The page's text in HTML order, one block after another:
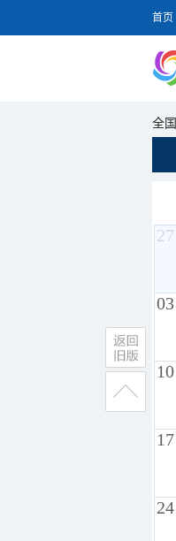
首页
全国
27
03
10
17
24